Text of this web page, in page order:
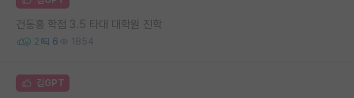
건동홍 학점 3.5 타대 대학원 진학
2 6 1854
김GPT